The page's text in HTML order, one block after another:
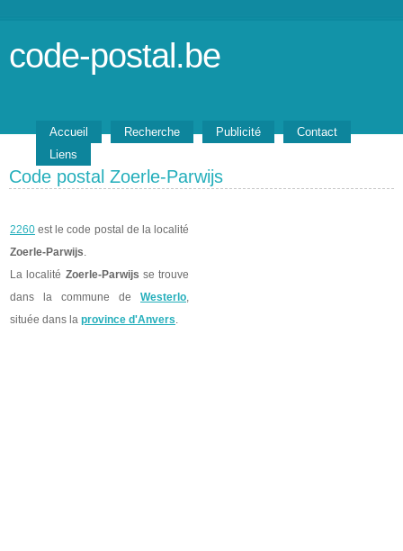
code-postal.be
Accueil Recherche Publicité
Contact
Liens
Code postal Zoerle-Parwijs
2260 est le code postal de la localité
Zoerle-Parwijs.
La localité Zoerle-Parwijs se trouve
dans la commune de Westerlo,
située dans la province d'Anvers.